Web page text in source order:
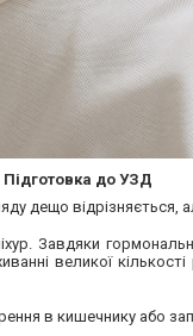
Підготовка до УЗД
дещо відрізняється,
Завдяки
великої
в кишечнику або